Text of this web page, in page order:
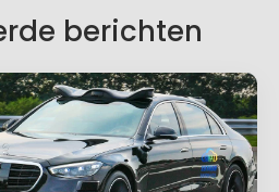
berichten